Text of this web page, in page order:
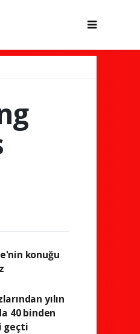
konuğu
yılın
40 binden
geçti